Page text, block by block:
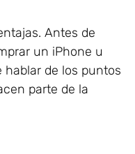
Antes de
un iPhone u
hablar de los puntos
parte de la